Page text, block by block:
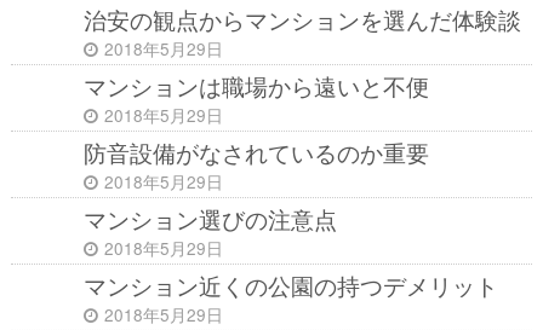
治安の観点からマンションを選んだ体験談
2018年5月29日
マンションは職場から遠いと不便
2018年5月29日
防音設備がなされているのか重要
2018年5月29日
マンション選びの注意点
2018年5月29日
マンション近くの公園の持つデメリット
2018年5月29日